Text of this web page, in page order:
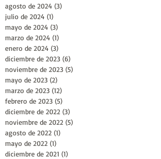
agosto de 2024 (3)
julio de 2024 (1)
mayo de 2024 (3)
marzo de 2024 (1)
enero de 2024 (3)
diciembre de 2023 (6)
noviembre de 2023 (5)
mayo de 2023 (2)
marzo de 2023 (12)
febrero de 2023 (5)
diciembre de 2022 (3)
noviembre de 2022 (5)
agosto de 2022 (1)
mayo de 2022 (1)
diciembre de 2021 (1)